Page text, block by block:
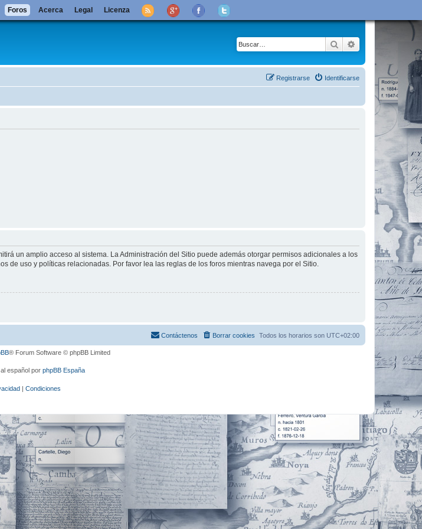
Buscar Búsqueda
Identificarse
Registrarse
un amplio acceso al sistema. La Administración del Sitio puede además otorgar permisos adicionales a los
de uso y políticas relacionadas. Por favor lea las reglas de los foros mientras navega por el Sitio.
Foros Acerca Legal Licenza
Todos los horarios son UTC+02:00
Borrar cookies
Contáctenos
® Forum Software © phpBB Limited
español por phpBB España
| Condiciones